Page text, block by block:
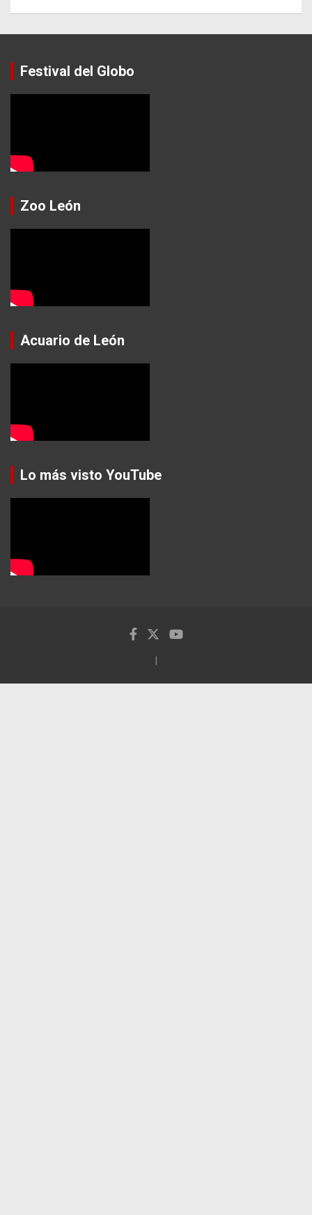
Festival del Globo
Zoo León
Acuario de León
Lo más visto YouTube